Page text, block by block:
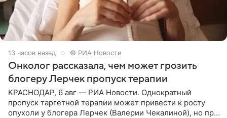
13 часов назад © РИА Новости
Онколог рассказала, чем может грозить
блогеру Лерчек пропуск терапии
КРАСНОДАР, 6 авг — РИА Новости. Однократный
пропуск таргетной терапии может привести к росту
опухоли у блогера Лерчек (Валерии Чекалиной), но при